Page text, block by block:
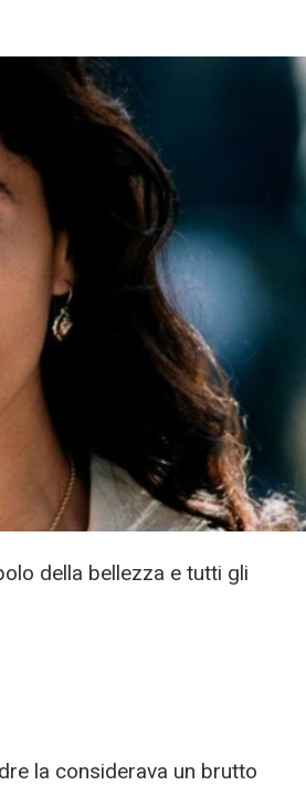
della bellezza e tutti gli
la considerava un brutto